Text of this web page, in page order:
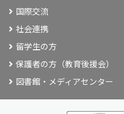
国際交流
社会連携
留学生の方
保護者の方（教育後援会）
図書館・メディアセンター